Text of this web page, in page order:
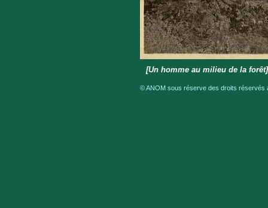
[Un homme au milieu de la
© ANOM sous réserve des droits réservés